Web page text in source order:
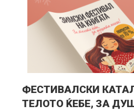
ФЕСТИВАЛСКИ
ТЕЛОТО ЌЕБЕ, ЗА